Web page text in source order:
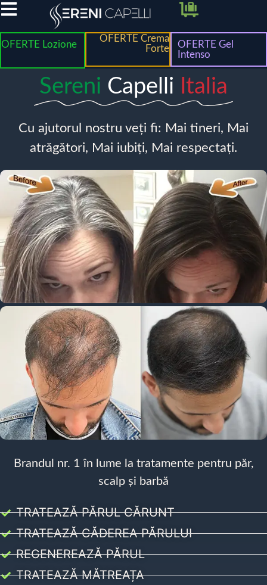
OFERTE Lozione
OFERTE Crema
Forte
OFERTE Gel
Intenso
Sereni Capelli Italia
Cu ajutorul nostru veți fi: Mai tineri, Mai
atrăgători, Mai iubiți, Mai respectați.
Brandul nr. 1 în lume la tratamente pentru păr,
scalp și barbă
TRATEAZĂ PĂRUL CĂRUNT
TRATEAZĂ CĂDEREA PĂRULUI
REGENEREAZĂ PĂRUL
TRATEAZĂ MĂTREAȚA